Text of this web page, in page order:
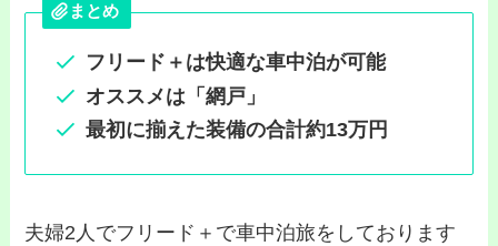
まとめ
フリード＋は快適な車中泊が可能
オススメは「網戸」
最初に揃えた装備の合計約13万円
夫婦2人でフリード＋で車中泊旅をしております